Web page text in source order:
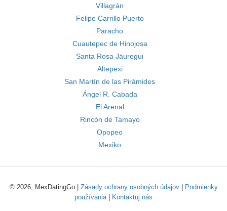
Villagrán
Felipe Carrillo Puerto
Paracho
Cuautepec de Hinojosa
Santa Rosa Jáuregui
Altepexi
San Martín de las Pirámides
Ángel R. Cabada
El Arenal
Rincón de Tamayo
Opopeo
Mexiko
© 2026, MexDatingGo | Zásady ochrany osobných údajov|
Podmienky
používania| Kontaktuj nás